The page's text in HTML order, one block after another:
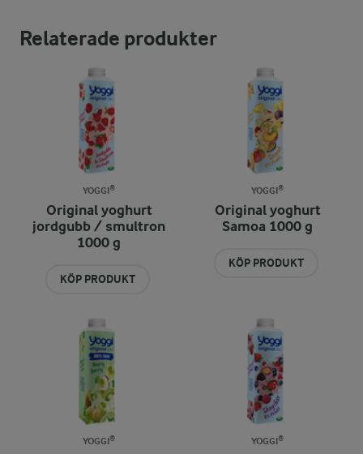
Relaterade produkter
YOGGI®
Original yoghurt
jordgubb / smultron
1000 g
KÖP PRODUKT
YOGGI®
Original yoghurt
Samoa 1000 g
KÖP PRODUKT
YOGGI® YOGGI®